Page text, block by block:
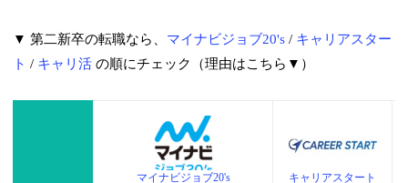
▼ 第二新卒の転職なら、 マイナビジョブ20's / キャリアスター
ト / キャリ活 の順にチェック（理由はこちら▼）
マイナビジョブ20's キャリアスタート